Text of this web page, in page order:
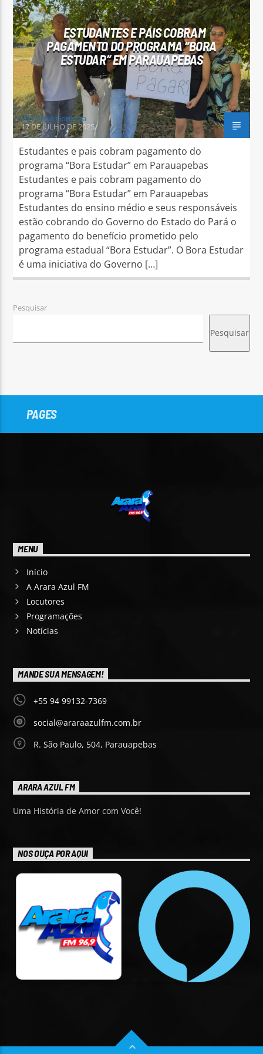
Arara Azul FM
ESTUDANTES E PAIS COBRAM
PAGAMENTO DO PROGRAMA “BORA
ESTUDAR” EM PARAUAPEBAS
Henrique Gonzaga
17 DE JULHO DE 2025
Estudantes e pais cobram pagamento do
programa “Bora Estudar” em Parauapebas
Estudantes e pais cobram pagamento do
programa “Bora Estudar” em Parauapebas
Estudantes do ensino médio e seus responsáveis
estão cobrando do Governo do Estado do Pará o
pagamento do benefício prometido pelo
programa estadual “Bora Estudar”. O Bora Estudar
é uma iniciativa do Governo […]
Pesquisar
Pesquisar
PAGES
MENU
Início
A Arara Azul FM
Locutores
Programações
Notícias
MANDE SUA MENSAGEM!
+55 94 99132-7369
social@araraazulfm.com.br
R. São Paulo, 504, Parauapebas
ARARA AZUL FM
Uma História de Amor com Você!
NOS OUÇA POR AQUI